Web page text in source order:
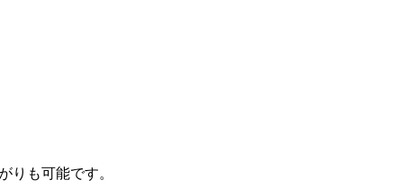
りも可能です。